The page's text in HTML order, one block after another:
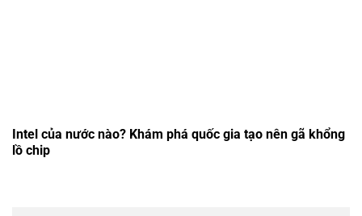
Intel của nước nào? Khám phá quốc gia tạo nên gã khổng
lồ chip